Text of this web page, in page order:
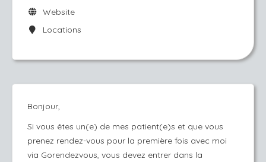
Website
Locations
Bonjour,
Si vous êtes un(e) de mes patient(e)s et que vous
prenez rendez-vous pour la première fois avec moi
via Gorendezvous, vous devez entrer dans la